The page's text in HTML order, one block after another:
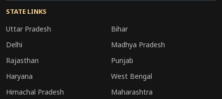
STATE LINKS
Uttar Pradesh
Bihar
Delhi
Madhya Pradesh
Rajasthan
Punjab
Haryana
West Bengal
Himachal Pradesh
Maharashtra